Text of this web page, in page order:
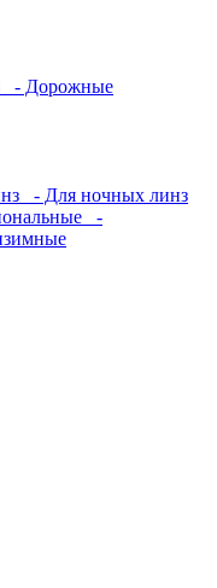
- Дорожные
- Для ночных линз
-